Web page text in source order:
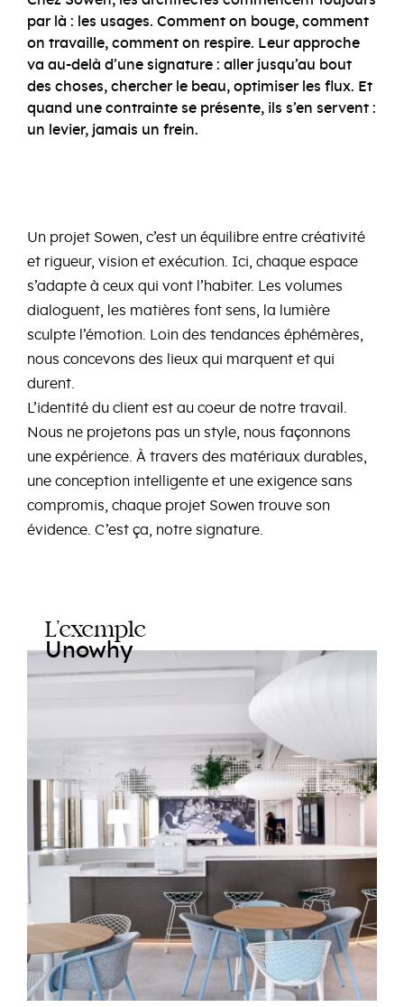
par là : les usages. Comment on bouge, comment
on travaille, comment on respire. Leur approche
va au-delà d’une signature : aller jusqu’au bout
des choses, chercher le beau, optimiser les flux. Et
quand une contrainte se présente, ils s’en servent :
un levier, jamais un frein.
Un projet Sowen, c’est un équilibre entre créativité
et rigueur, vision et exécution. Ici, chaque espace
s’adapte à ceux qui vont l’habiter. Les volumes
dialoguent, les matières font sens, la lumière
sculpte l’émotion. Loin des tendances éphémères,
nous concevons des lieux qui marquent et qui
durent.
L’identité du client est au coeur de notre travail.
Nous ne projetons pas un style, nous façonnons
une expérience. À travers des matériaux durables,
une conception intelligente et une exigence sans
compromis, chaque projet Sowen trouve son
évidence. C’est ça, notre signature.
L’exemple
Unowhy